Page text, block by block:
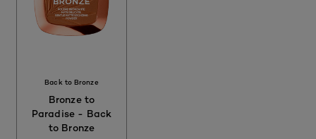
Back to Bronze
Bronze to
Paradise - Back
to Bronze